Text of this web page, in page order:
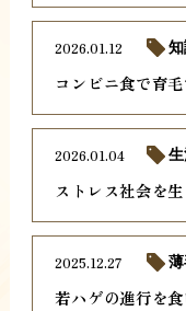
コンビニ食で育
2026.01.12
ストレス社会を
2026.01.04
若ハゲの進行を
2025.12.27